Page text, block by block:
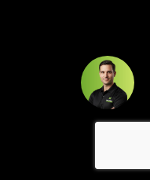
y bienes de consumo. El
ajustar con precisión los
aluminio y láminas
de la superficie y
de herramientas